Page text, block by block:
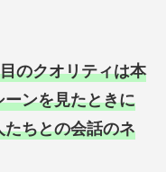
のクオリティは本
ンを見たときに
ちとの会話のネ